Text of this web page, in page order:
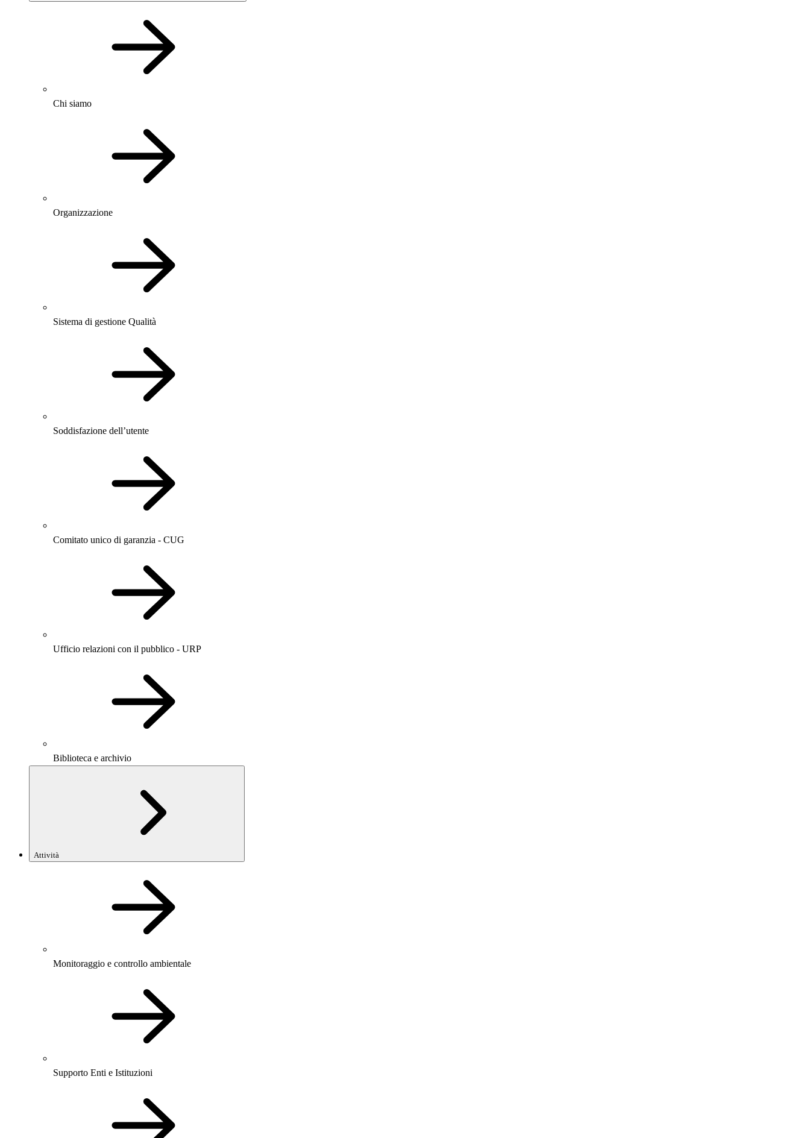
Chi siamo
Organizzazione
Sistema di gestione Qualità
Soddisfazione dell’utente
Comitato unico di garanzia - CUG
Ufficio relazioni con il pubblico - URP
Biblioteca e archivio
Attività
Monitoraggio e controllo ambientale
Supporto Enti e Istituzioni